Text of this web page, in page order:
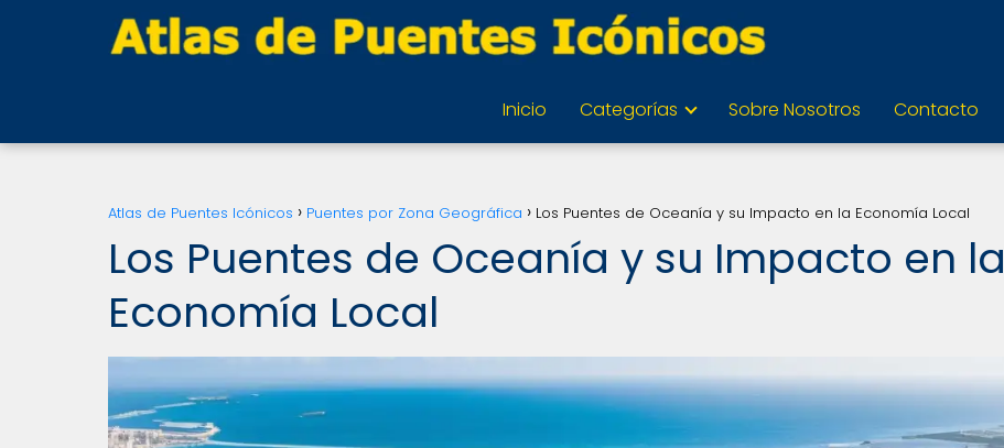
Inicio Categorías Sobre Nosotros Contacto
Atlas de Puentes Icónicos Puentes por Zona Geográfica Los Puentes de Oceanía y su Impacto en la Economía Local
Los Puentes de Oceanía y su Impacto en la
Economía Local